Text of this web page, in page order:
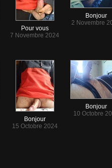
Pour vous
7 Novembre 2024
Bonjour
2 Novembre
Bonjour
15 Octobre 2024
Bonjour
10 Octobre